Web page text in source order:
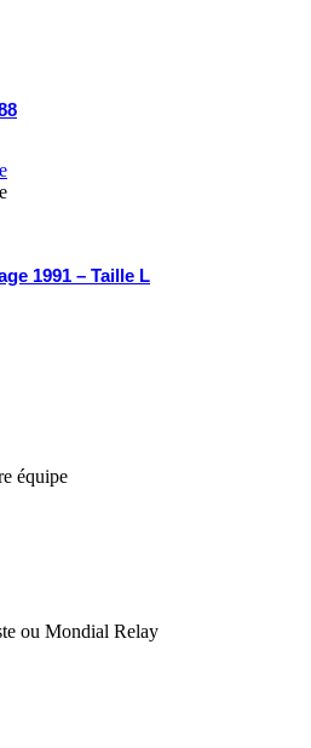
1991 – Taille L
équipe
ou Mondial Relay